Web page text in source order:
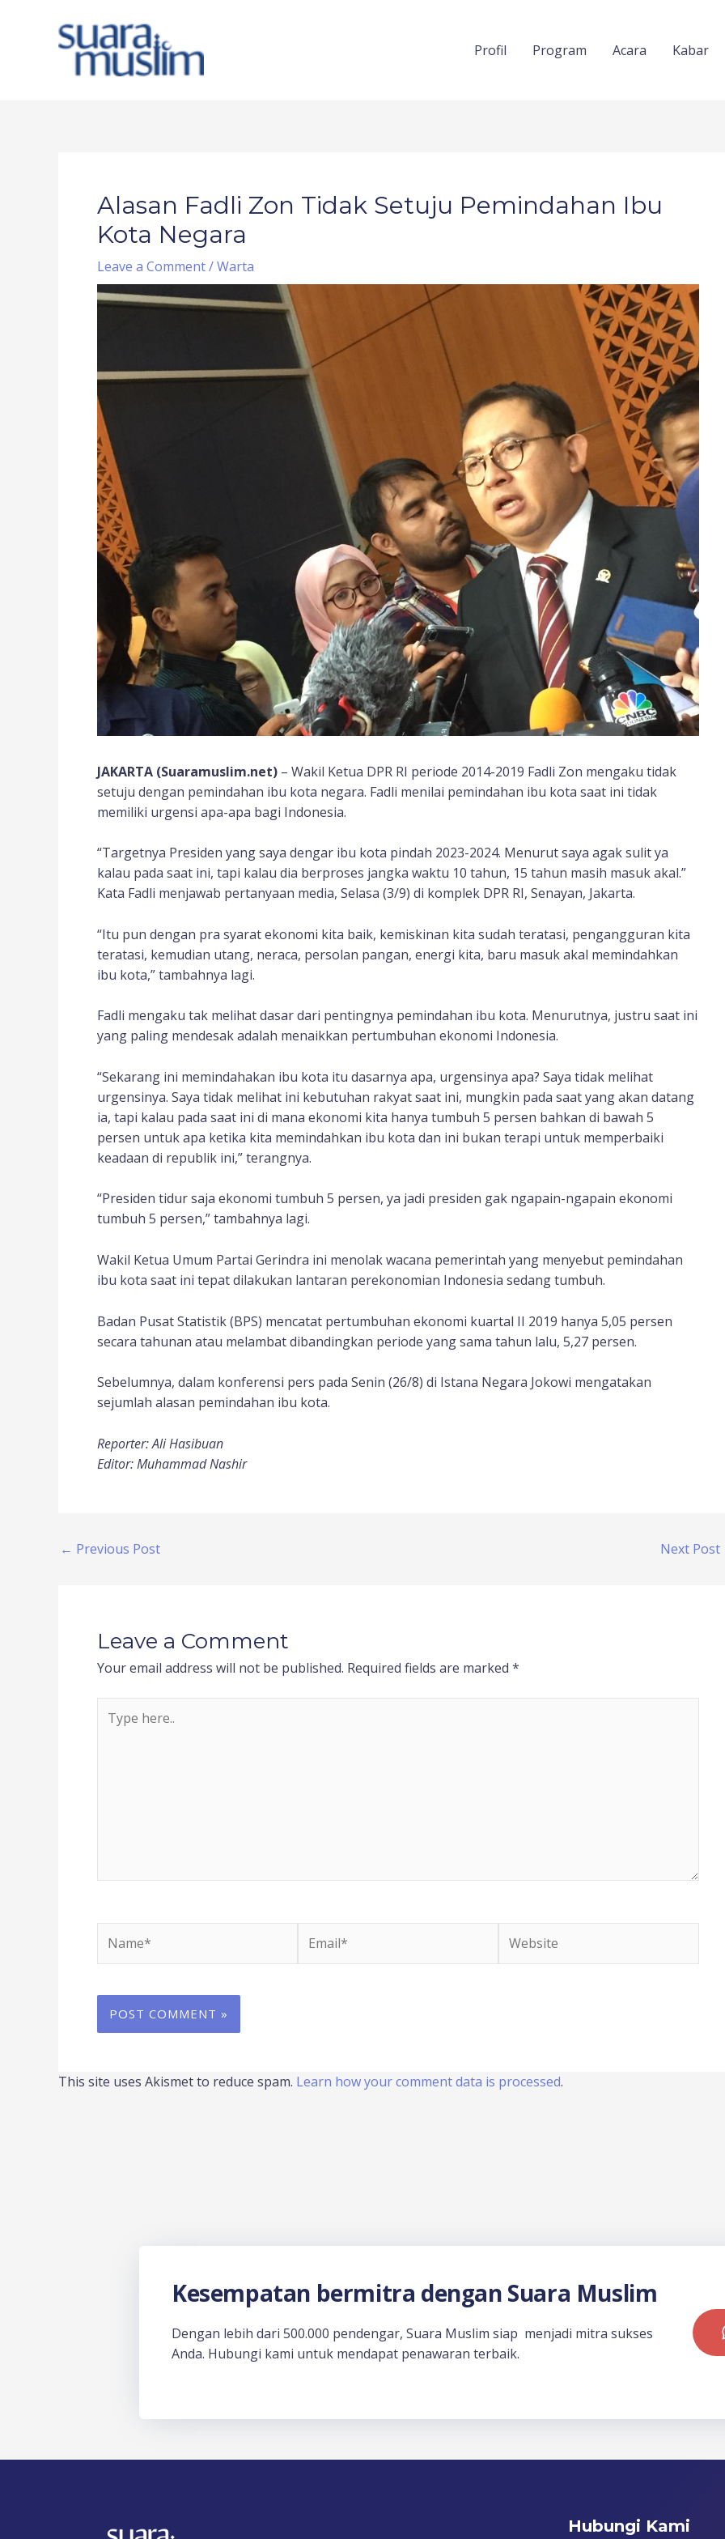
Profil Program Acara Kabar
Alasan Fadli Zon Tidak Setuju Pemindahan Ibu
Kota Negara
Leave a Comment/Warta
JAKARTA (Suaramuslim.net) – Wakil Ketua DPR RI periode 2014-2019 Fadli Zon mengaku tidak
setuju dengan pemindahan ibu kota negara. Fadli menilai pemindahan ibu kota saat ini tidak
memiliki urgensi apa-apa bagi Indonesia.
“Targetnya Presiden yang saya dengar ibu kota pindah 2023-2024. Menurut saya agak sulit ya
kalau pada saat ini, tapi kalau dia berproses jangka waktu 10 tahun, 15 tahun masih masuk akal.”
Kata Fadli menjawab pertanyaan media, Selasa (3/9) di komplek DPR RI, Senayan, Jakarta.
“Itu pun dengan pra syarat ekonomi kita baik, kemiskinan kita sudah teratasi, pengangguran kita
teratasi, kemudian utang, neraca, persolan pangan, energi kita, baru masuk akal memindahkan
ibu kota,” tambahnya lagi.
Fadli mengaku tak melihat dasar dari pentingnya pemindahan ibu kota. Menurutnya, justru saat ini
yang paling mendesak adalah menaikkan pertumbuhan ekonomi Indonesia.
“Sekarang ini memindahakan ibu kota itu dasarnya apa, urgensinya apa? Saya tidak melihat
urgensinya. Saya tidak melihat ini kebutuhan rakyat saat ini, mungkin pada saat yang akan datang
ia, tapi kalau pada saat ini di mana ekonomi kita hanya tumbuh 5 persen bahkan di bawah 5
persen untuk apa ketika kita memindahkan ibu kota dan ini bukan terapi untuk memperbaiki
keadaan di republik ini,” terangnya.
“Presiden tidur saja ekonomi tumbuh 5 persen, ya jadi presiden gak ngapain-ngapain ekonomi
tumbuh 5 persen,” tambahnya lagi.
Wakil Ketua Umum Partai Gerindra ini menolak wacana pemerintah yang menyebut pemindahan
ibu kota saat ini tepat dilakukan lantaran perekonomian Indonesia sedang tumbuh.
Badan Pusat Statistik (BPS) mencatat pertumbuhan ekonomi kuartal II 2019 hanya 5,05 persen
secara tahunan atau melambat dibandingkan periode yang sama tahun lalu, 5,27 persen.
Sebelumnya, dalam konferensi pers pada Senin (26/8) di Istana Negara Jokowi mengatakan
sejumlah alasan pemindahan ibu kota.
Reporter: Ali Hasibuan
Editor: Muhammad Nashir
← Previous Post Next Post
Leave a Comment
Your email address will not be published. Required fields are marked *
here..
This site uses Akismet to reduce spam. Learn how your comment data is processed.
Kesempatan bermitra dengan Suara Muslim
Dengan lebih dari 500.000 pendengar, Suara Muslim siap menjadi mitra sukses
Anda. Hubungi kami untuk mendapat penawaran terbaik.
Hubungi Kami